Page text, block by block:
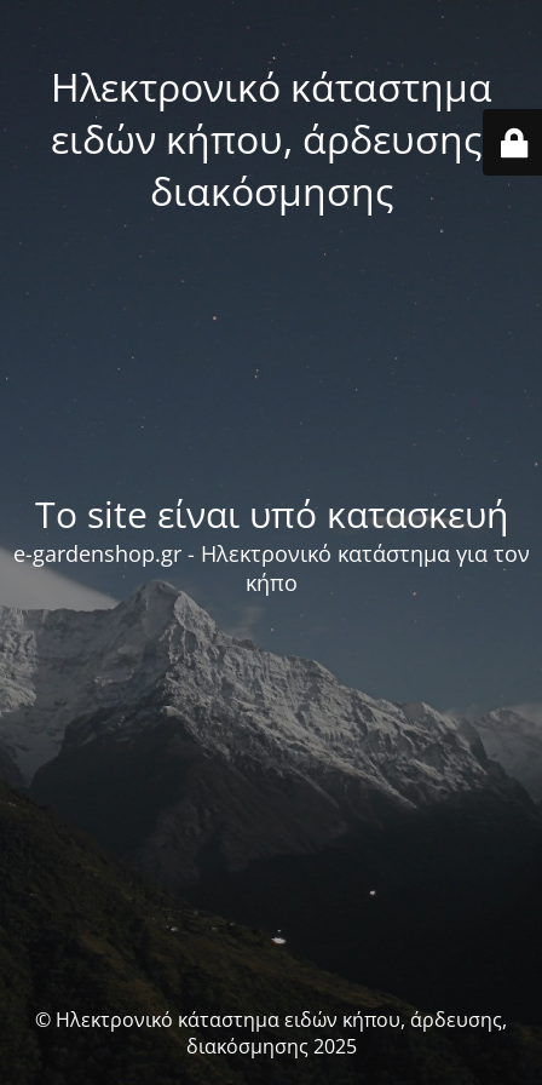
Ηλεκτρονικό κάταστημα
ειδών κήπου, άρδευσης,
διακόσμησης
Το site είναι υπό κατασκευή
e-gardenshop.gr - Ηλεκτρονικό κατάστημα για τον
κήπο
© Ηλεκτρονικό κάταστημα ειδών κήπου, άρδευσης,
διακόσμησης 2025